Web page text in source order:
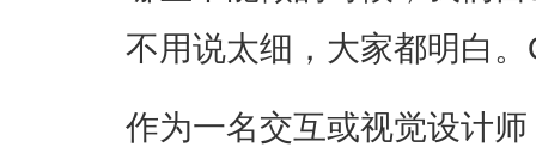
不用说太细，大家都明白
作为一名交互或视觉设计